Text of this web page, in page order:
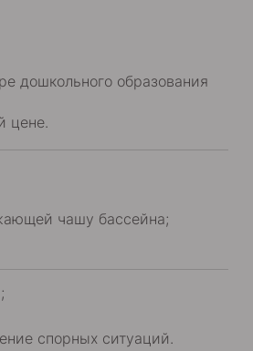
дошкольного образования
цене.
чашу бассейна;
спорных ситуаций.